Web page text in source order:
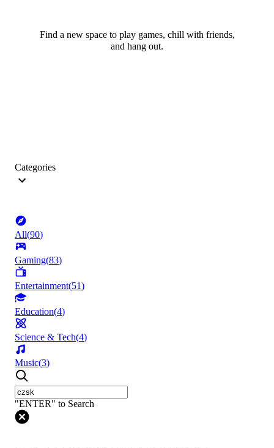
Find a new space to play games, chill with friends,
and hang out.
Categories
All(90)
Gaming(83)
Entertainment(51)
Education(4)
Science & Tech(4)
Music(3)
"ENTER" to Search